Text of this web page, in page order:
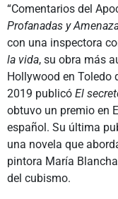
“Comentarios del
Profanadas y
con una inspectora
la vida, su obra más
Hollywood en Toledo
2019 publicó El
obtuvo un premio en
español. Su última
una novela que
pintora María
del cubismo.